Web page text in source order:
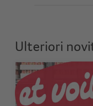
Ulteriori